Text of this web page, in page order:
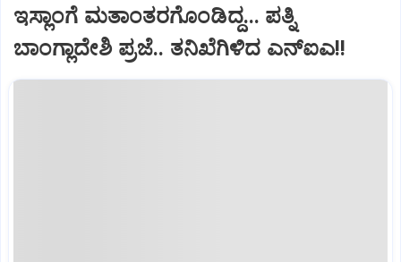
ಇಸ್ಲಾಂಗೆ ಮತಾಂತರಗೊಂಡಿದ್ದ... ಪತ್ನಿ
ಬಾಂಗ್ಲಾದೇಶಿ ಪ್ರಜೆ.. ತನಿಖೆಗಿಳಿದ ಎನ್‌ಐಎ!!